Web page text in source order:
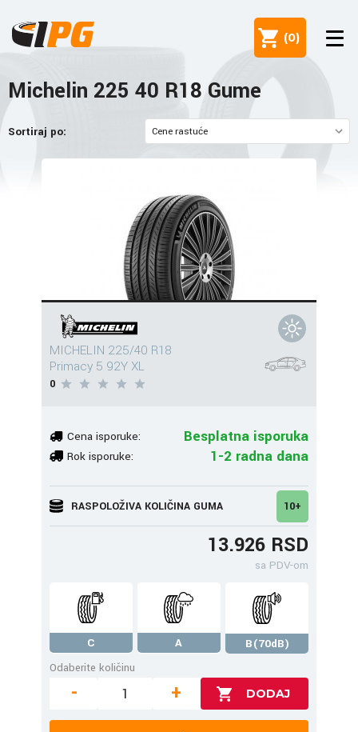
(0)
Michelin 225 40 R18 Gume
Sortiraj po:
MICHELIN 225/40 R18
Primacy 5 92Y XL
0
Cena isporuke: Besplatna isporuka
Rok isporuke: 1-2 radna dana
RASPOLOŽIVA KOLIČINA GUMA 10+
13.926 RSD
sa PDV-om
C A
B(70dB)
Odaberite količinu
- +